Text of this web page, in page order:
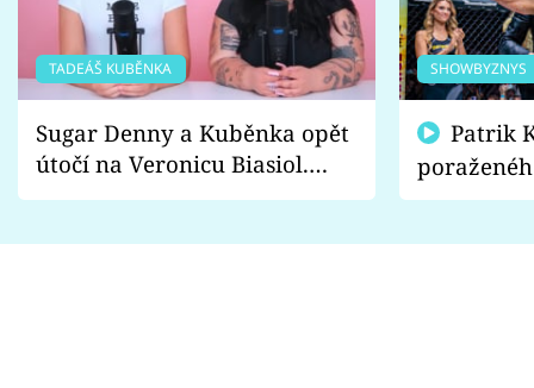
TADEÁŠ KUBĚNKA
Sugar Denny a Kuběnka opět
útočí na Veronicu Biasiol.
Proč je podle nich falešná a
SHOWBYZNYS
fanoušci